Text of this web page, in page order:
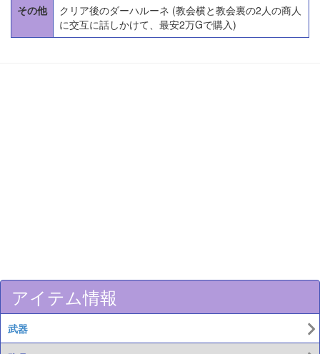
その他
クリア後のダーハルーネ (教会横と教会裏の2人の商人
に交互に話しかけて、最安2万Gで購入)
アイテム情報
武器